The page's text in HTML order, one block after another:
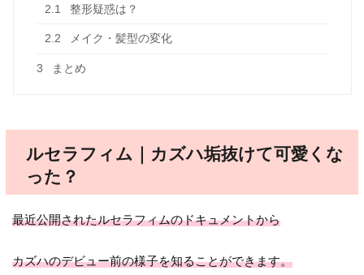
2.1 整形疑惑は？
2.2 メイク・髪型の変化
3 まとめ
ルセラフィム｜カズハ垢抜けて可愛くな
った？
最近公開されたルセラフィムのドキュメントから
カズハのデビュー前の様子を知ることができます。